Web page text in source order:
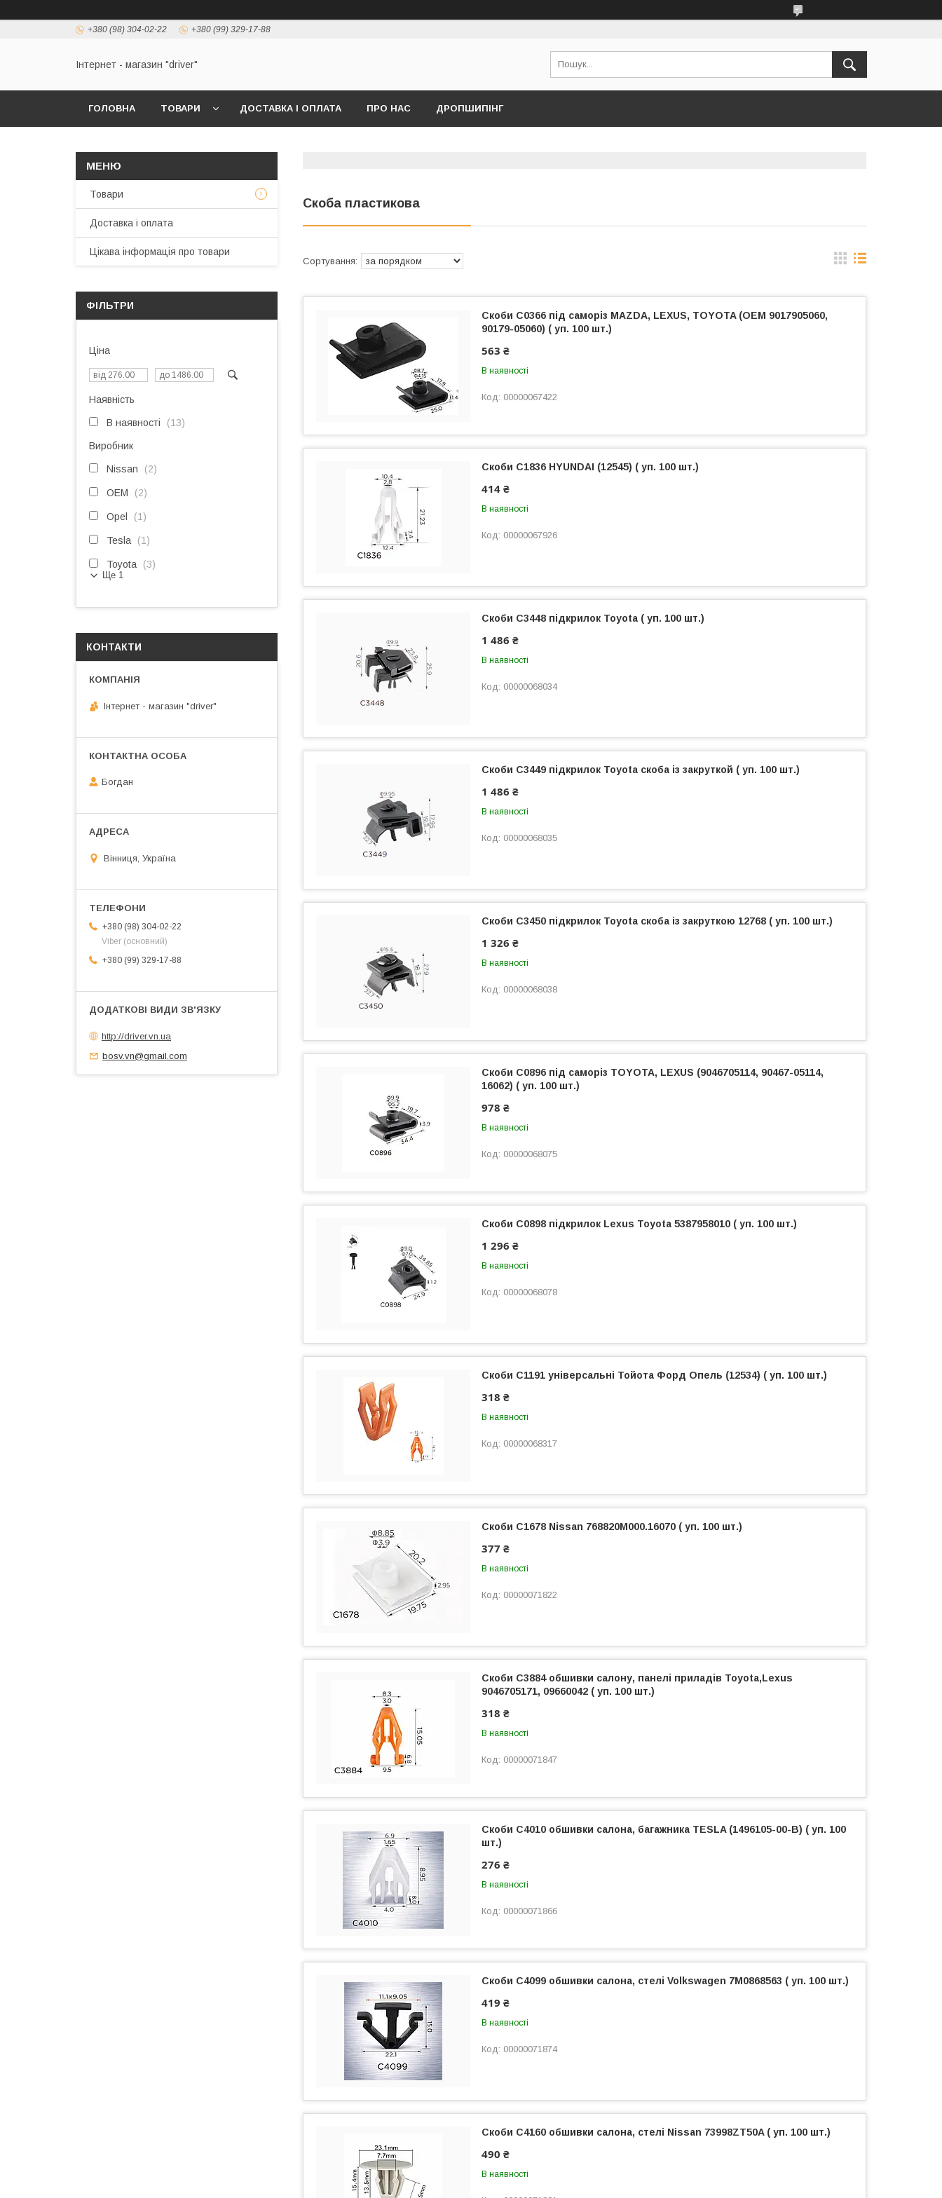
+380 (98) 304-02-22 +380 (99) 329-17-88
Інтернет - магазин "driver"
ГОЛОВНА ТОВАРИ ДОСТАВКА І ОПЛАТА ПРО НАС ДРОПШИПІНГ
Скоба пластикова
Скоби C0366 під саморіз MAZDA, LEXUS, TOYOTA (OEM 9017905060,
90179-05060) ( уп. 100 шт.)
563 ₴
В наявності
00000067422
Скоби C1836 HYUNDAI (12545) ( уп. 100 шт.)
414 ₴
В наявності
00000067926
Скоби C3448 підкрилок Toyota ( уп. 100 шт.)
1 486 ₴
В наявності
00000068034
Скоби C3449 підкрилок Toyota скоба із закруткой ( уп. 100 шт.)
1 486 ₴
В наявності
00000068035
Скоби C3450 підкрилок Toyota скоба із закруткою 12768 ( уп. 100 шт.)
1 326 ₴
В наявності
00000068038
Скоби C0896 під саморіз TOYOTA, LEXUS (9046705114, 90467-05114,
16062) ( уп. 100 шт.)
978 ₴
В наявності
00000068075
Скоби C0898 підкрилок Lexus Toyota 5387958010 ( уп. 100 шт.)
1 296 ₴
В наявності
00000068078
Скоби C1191 універсальні Тойота Форд Опель (12534) ( уп. 100 шт.)
318 ₴
В наявності
00000068317
Скоби C1678 Nissan 768820M000.16070 ( уп. 100 шт.)
377 ₴
В наявності
00000071822
Скоби C3884 обшивки салону, панелі приладів Toyota,Lexus
9046705171, 09660042 ( уп. 100 шт.)
318 ₴
В наявності
00000071847
Скоби C4010 обшивки салона, багажника TESLA (1496105-00-B) ( уп. 100
шт.)
276 ₴
В наявності
00000071866
Скоби C4099 обшивки салона, стелі Volkswagen 7M0868563 ( уп. 100 шт.)
419 ₴
В наявності
00000071874
Скоби C4160 обшивки салона, стелі Nissan 73998ZT50A ( уп. 100 шт.)
490 ₴
В наявності
Товари
Доставка і оплата
Цікава інформація про товари
ФІЛЬТРИ
Ціна
Наявність
В наявності 13
Виробник
Nissan 2
OEM 2
Opel 1
Tesla 1
Toyota 3
Ще 1
КОНТАКТИ
Інтернет - магазин "driver"
Богдан
Вінниця, Україна
+380 (98) 304-02-22
Viber (основний)
+380 (99) 329-17-88
http://driver.vn.ua
bosv.vn@gmail.com